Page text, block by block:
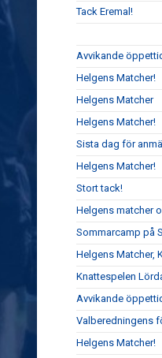
Tack Eremal!
Avvikande
Helgens Matcher!
Helgens Matcher
Helgens Matcher!
Sista dag för
Helgens Matcher!
Stort tack!
Helgens matcher
Sommarcamp på
Helgens Matcher,
Knattespelen
Avvikande
Valberedningens
Helgens Matcher!